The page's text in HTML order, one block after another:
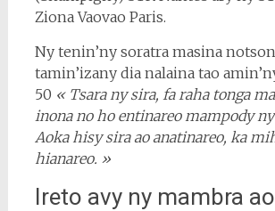
Ziona Vaovao Paris.
Ny tenin’ny soratra masina
tamin’izany dia nalaina tao
50 « Tsara ny sira, fa raha tonga
inona no ho entinareo mampody
Aoka hisy sira ao anatinareo, ka
hianareo. »
Ireto avy ny mambra